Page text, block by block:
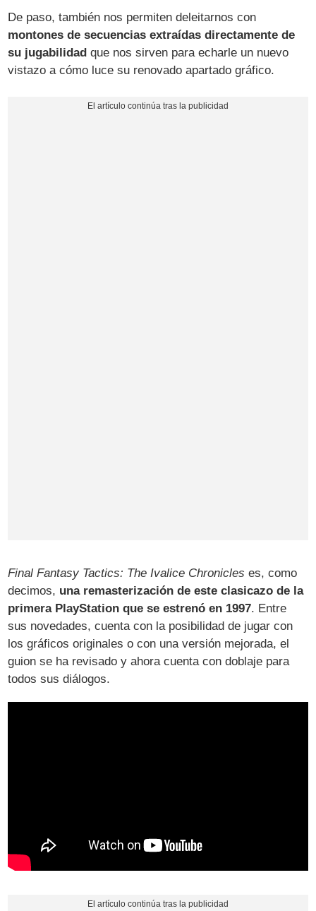
De paso, también nos permiten deleitarnos con
montones de secuencias extraídas directamente de
su jugabilidad que nos sirven para echarle un nuevo
vistazo a cómo luce su renovado apartado gráfico.
Final Fantasy Tactics: The Ivalice Chronicles es, como
decimos, una remasterización de este clasicazo de la
primera PlayStation que se estrenó en 1997. Entre
sus novedades, cuenta con la posibilidad de jugar con
los gráficos originales o con una versión mejorada, el
guion se ha revisado y ahora cuenta con doblaje para
todos sus diálogos.